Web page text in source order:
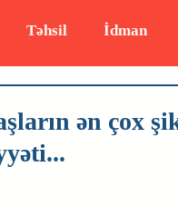
Təhsil İdman
ən çox